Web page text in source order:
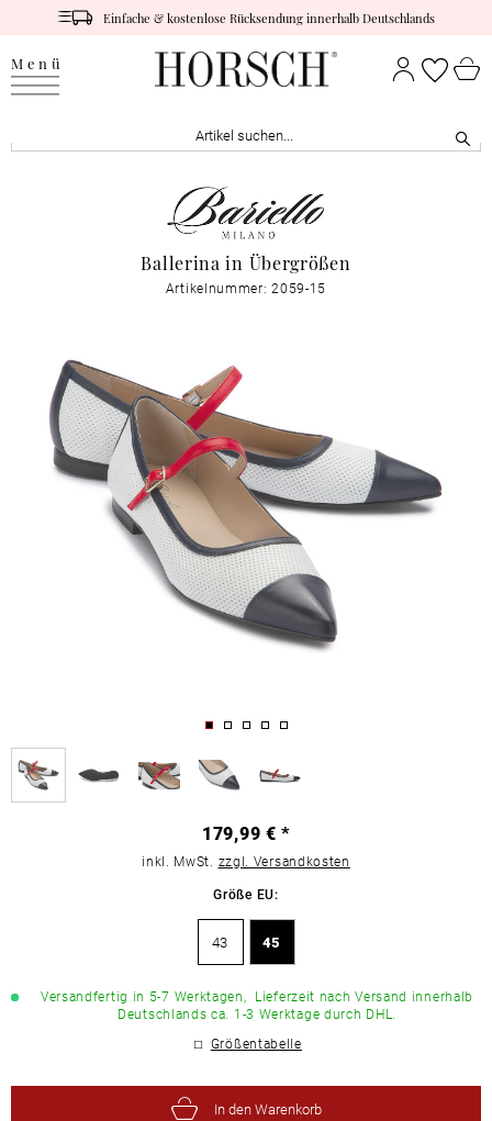
Einfache & kostenlose Rücksendung innerhalb Deutschlands
Menü
Ballerina in Übergrößen
Artikelnummer: 2059-15
179,99 € *
inkl. MwSt. zzgl. Versandkosten
Größe EU:
43 45
Versandfertig in 5-7 Werktagen, Lieferzeit nach Versand innerhalb
Deutschlands ca. 1-3 Werktage durch DHL.
Größentabelle
In den Warenkorb